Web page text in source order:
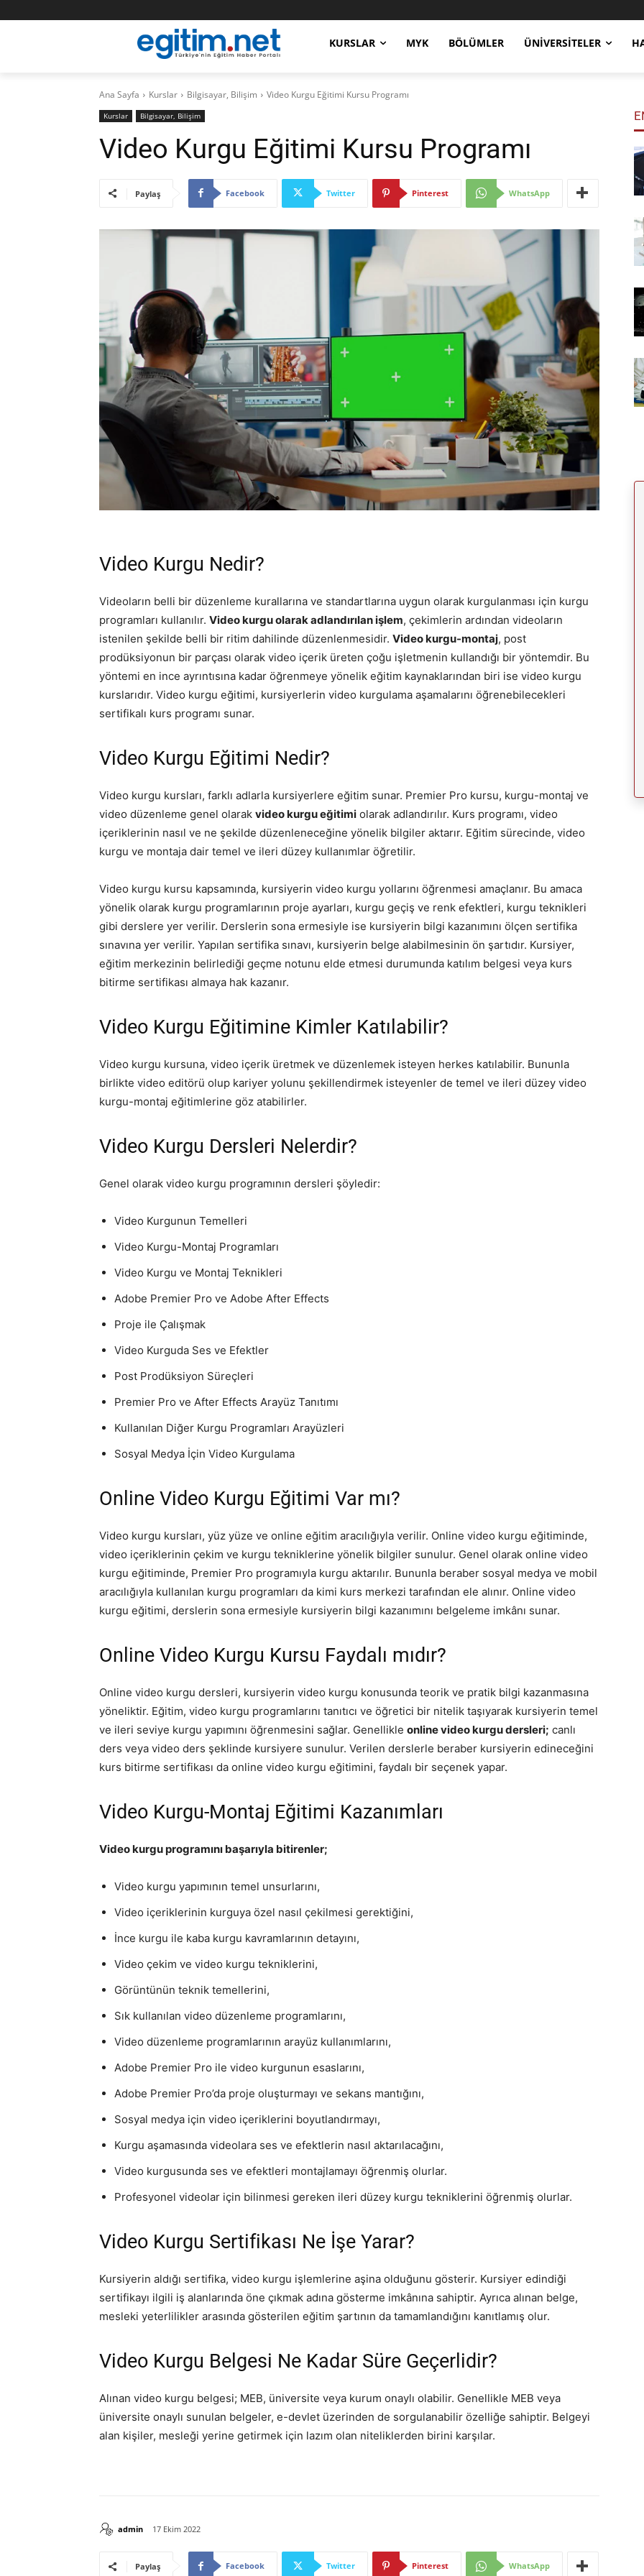
KURSLAR MYK BÖLÜMLER ÜNIVERSITELER
Ana Sayfa Kurslar Bilgisayar, Bilişim Video Kurgu Eğitimi Kursu Programı
Kurslar Bilgisayar, Bilişim
Video Kurgu Eğitimi Kursu Programı
Paylaş Facebook Twitter Pinterest WhatsApp
Video Kurgu Nedir?
Videoların belli bir düzenleme kurallarına ve standartlarına uygun olarak kurgulanması için kurgu
programları kullanılır. Video kurgu olarak adlandırılan işlem, çekimlerin ardından videoların
istenilen şekilde belli bir ritim dahilinde düzenlenmesidir. Video kurgu-montaj, post
prodüksiyonun bir parçası olarak video içerik üreten çoğu işletmenin kullandığı bir yöntemdir. Bu
yöntemi en ince ayrıntısına kadar öğrenmeye yönelik eğitim kaynaklarından biri ise video kurgu
kurslarıdır. Video kurgu eğitimi, kursiyerlerin video kurgulama aşamalarını öğrenebilecekleri
sertifikalı kurs programı sunar.
Video Kurgu Eğitimi Nedir?
Video kurgu kursları, farklı adlarla kursiyerlere eğitim sunar. Premier Pro kursu, kurgu-montaj ve
video düzenleme genel olarak video kurgu eğitimi olarak adlandırılır. Kurs programı, video
içeriklerinin nasıl ve ne şekilde düzenleneceğine yönelik bilgiler aktarır. Eğitim sürecinde, video
kurgu ve montaja dair temel ve ileri düzey kullanımlar öğretilir.
Video kurgu kursu kapsamında, kursiyerin video kurgu yollarını öğrenmesi amaçlanır. Bu amaca
yönelik olarak kurgu programlarının proje ayarları, kurgu geçiş ve renk efektleri, kurgu teknikleri
gibi derslere yer verilir. Derslerin sona ermesiyle ise kursiyerin bilgi kazanımını ölçen sertifika
sınavına yer verilir. Yapılan sertifika sınavı, kursiyerin belge alabilmesinin ön şartıdır. Kursiyer,
eğitim merkezinin belirlediği geçme notunu elde etmesi durumunda katılım belgesi veya kurs
bitirme sertifikası almaya hak kazanır.
Video Kurgu Eğitimine Kimler Katılabilir?
Video kurgu kursuna, video içerik üretmek ve düzenlemek isteyen herkes katılabilir. Bununla
birlikte video editörü olup kariyer yolunu şekillendirmek isteyenler de temel ve ileri düzey video
kurgu-montaj eğitimlerine göz atabilirler.
Video Kurgu Dersleri Nelerdir?
Genel olarak video kurgu programının dersleri şöyledir:
Video Kurgunun Temelleri
Video Kurgu-Montaj Programları
Video Kurgu ve Montaj Teknikleri
Adobe Premier Pro ve Adobe After Effects
Proje ile Çalışmak
Video Kurguda Ses ve Efektler
Post Prodüksiyon Süreçleri
Premier Pro ve After Effects Arayüz Tanıtımı
Kullanılan Diğer Kurgu Programları Arayüzleri
Sosyal Medya İçin Video Kurgulama
Online Video Kurgu Eğitimi Var mı?
Video kurgu kursları, yüz yüze ve online eğitim aracılığıyla verilir. Online video kurgu eğitiminde,
video içeriklerinin çekim ve kurgu tekniklerine yönelik bilgiler sunulur. Genel olarak online video
kurgu eğitiminde, Premier Pro programıyla kurgu aktarılır. Bununla beraber sosyal medya ve mobil
aracılığıyla kullanılan kurgu programları da kimi kurs merkezi tarafından ele alınır. Online video
kurgu eğitimi, derslerin sona ermesiyle kursiyerin bilgi kazanımını belgeleme imkânı sunar.
Online Video Kurgu Kursu Faydalı mıdır?
Online video kurgu dersleri, kursiyerin video kurgu konusunda teorik ve pratik bilgi kazanmasına
yöneliktir. Eğitim, video kurgu programlarını tanıtıcı ve öğretici bir nitelik taşıyarak kursiyerin temel
ve ileri seviye kurgu yapımını öğrenmesini sağlar. Genellikle online video kurgu dersleri; canlı
ders veya video ders şeklinde kursiyere sunulur. Verilen derslerle beraber kursiyerin edineceğini
kurs bitirme sertifikası da online video kurgu eğitimini, faydalı bir seçenek yapar.
Video Kurgu-Montaj Eğitimi Kazanımları
Video kurgu programını başarıyla bitirenler;
Video kurgu yapımının temel unsurlarını,
Video içeriklerinin kurguya özel nasıl çekilmesi gerektiğini,
İnce kurgu ile kaba kurgu kavramlarının detayını,
Video çekim ve video kurgu tekniklerini,
Görüntünün teknik temellerini,
Sık kullanılan video düzenleme programlarını,
Video düzenleme programlarının arayüz kullanımlarını,
Adobe Premier Pro ile video kurgunun esaslarını,
Adobe Premier Pro’da proje oluşturmayı ve sekans mantığını,
Sosyal medya için video içeriklerini boyutlandırmayı,
Kurgu aşamasında videolara ses ve efektlerin nasıl aktarılacağını,
Video kurgusunda ses ve efektleri montajlamayı öğrenmiş olurlar.
Profesyonel videolar için bilinmesi gereken ileri düzey kurgu tekniklerini öğrenmiş olurlar.
Video Kurgu Sertifikası Ne İşe Yarar?
Kursiyerin aldığı sertifika, video kurgu işlemlerine aşina olduğunu gösterir. Kursiyer edindiği
sertifikayı ilgili iş alanlarında öne çıkmak adına gösterme imkânına sahiptir. Ayrıca alınan belge,
mesleki yeterlilikler arasında gösterilen eğitim şartının da tamamlandığını kanıtlamış olur.
Video Kurgu Belgesi Ne Kadar Süre Geçerlidir?
Alınan video kurgu belgesi; MEB, üniversite veya kurum onaylı olabilir. Genellikle MEB veya
üniversite onaylı sunulan belgeler, e-devlet üzerinden de sorgulanabilir özelliğe sahiptir. Belgeyi
alan kişiler, mesleği yerine getirmek için lazım olan niteliklerden birini karşılar.
admin 17 Ekim 2022
Paylaş Facebook Twitter Pinterest WhatsApp